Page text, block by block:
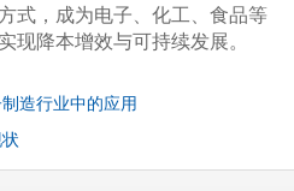
式，成为电子、化工、食品等
现降本增效与可持续发展。
造行业中的应用